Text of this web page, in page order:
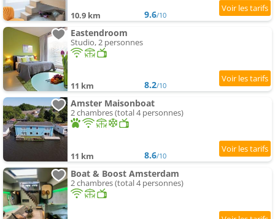
10.9 km 9.6/10
Eastendroom
Studio, 2 personnes
11 km 8.2/10
Amster Maisonboat
2 chambres (total 4 personnes)
11 km 8.6/10
Boat & Boost Amsterdam
2 chambres (total 4 personnes)